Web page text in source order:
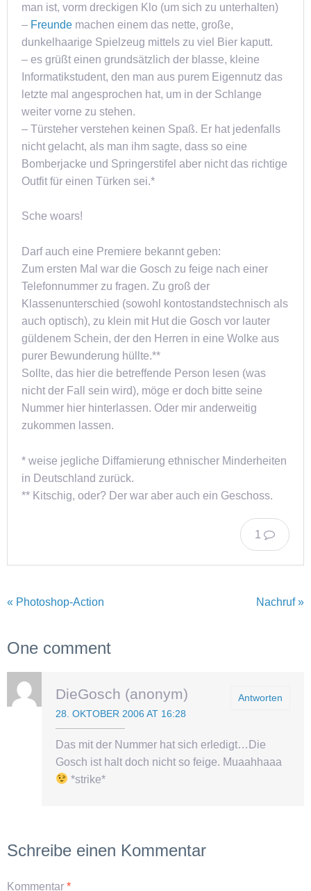
man ist, vorm dreckigen Klo (um sich zu unterhalten)
– Freunde machen einem das nette, große,
dunkelhaarige Spielzeug mittels zu viel Bier kaputt.
– es grüßt einen grundsätzlich der blasse, kleine
Informatikstudent, den man aus purem Eigennutz das
letzte mal angesprochen hat, um in der Schlange
weiter vorne zu stehen.
– Türsteher verstehen keinen Spaß. Er hat jedenfalls
nicht gelacht, als man ihm sagte, dass so eine
Bomberjacke und Springerstifel aber nicht das richtige
Outfit für einen Türken sei.*
Sche woars!
Darf auch eine Premiere bekannt geben:
Zum ersten Mal war die Gosch zu feige nach einer
Telefonnummer zu fragen. Zu groß der
Klassenunterschied (sowohl kontostandstechnisch als
auch optisch), zu klein mit Hut die Gosch vor lauter
güldenem Schein, der den Herren in eine Wolke aus
purer Bewunderung hüllte.**
Sollte, das hier die betreffende Person lesen (was
nicht der Fall sein wird), möge er doch bitte seine
Nummer hier hinterlassen. Oder mir anderweitig
zukommen lassen.
* weise jegliche Diffamierung ethnischer Minderheiten
in Deutschland zurück.
** Kitschig, oder? Der war aber auch ein Geschoss.
1
« Photoshop-Action Nachruf »
One comment
Antworten
DieGosch (anonym)
28. OKTOBER 2006 AT 16:28
Das mit der Nummer hat sich erledigt…Die
Gosch ist halt doch nicht so feige. Muaahhaaa
*strike*
Schreibe einen Kommentar
Kommentar *